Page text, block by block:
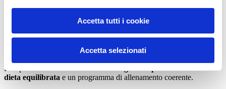
Accetta tutti i cookie
Accetta selezionati
funzionano?
Gliintegratoripossono essere un alleato prezioso nel percorso di
È importante ribadire che
dieta equilibrata e un programma di allenamento coerente.